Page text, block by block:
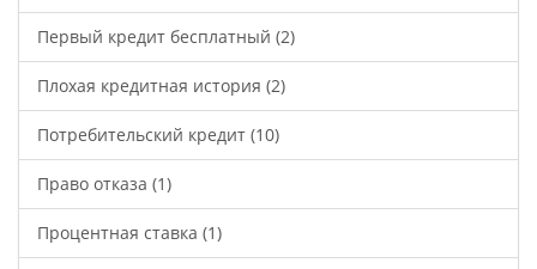
Первый кредит бесплатный (2)
Плохая кредитная история (2)
Потребительский кредит (10)
Право отказа (1)
Процентная ставка (1)